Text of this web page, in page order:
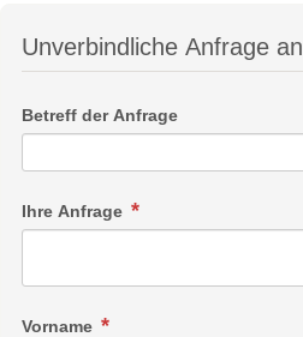
Unverbindliche Anfrage an
Betreff der Anfrage
Ihre Anfrage
Vorname